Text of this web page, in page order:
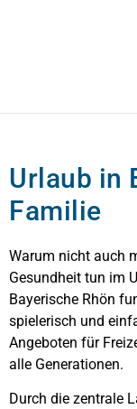
Urlaub in
Familie
Warum nicht auch
Gesundheit tun im
Bayerische Rhön
spielerisch und
Angeboten für
alle Generationen.
Durch die zentrale